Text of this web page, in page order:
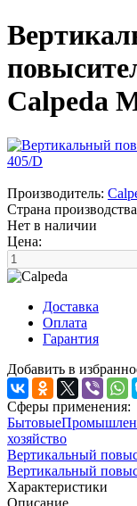
Calpeda
Производитель:
Страна
Нет в наличии
Цена:
Доставка
Оплата
Гарантия
Добавить в
Сферы применения:
Бытовые
хозяйство
Вертикальный
Вертикальный
Характеристики
Описание